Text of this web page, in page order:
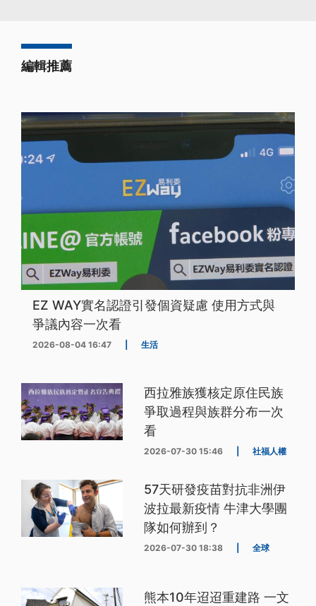
編輯推薦
EZ WAY實名認證引發個資疑慮 使用方式與
爭議內容一次看
2026-08-04 16:47 生活
西拉雅族獲核定原住民族
爭取過程與族群分布一次
看
2026-07-30 15:46 社福人權
57天研發疫苗對抗非洲伊
波拉最新疫情 牛津大學團
隊如何辦到？
2026-07-30 18:38 全球
熊本10年迢迢重建路 一文